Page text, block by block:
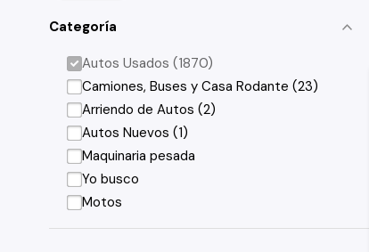
Categoría
Autos Usados (1870)
Camiones, Buses y Casa Rodante (23)
Arriendo de Autos (2)
Autos Nuevos (1)
Maquinaria pesada
Yo busco
Motos